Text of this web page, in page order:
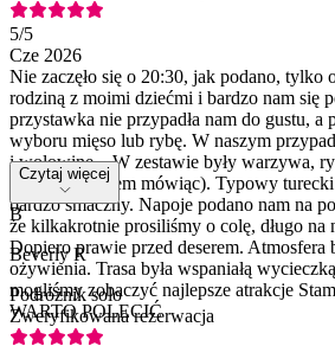
5/5
Cze 2026
Nie zaczęło się o 20:30, jak podano, tylko
rodziną z moimi dziećmi i bardzo nam się
przystawka nie przypadła nam do gustu, a
wyboru mięso lub rybę. W naszym
i wołowinę... W zestawie były warzywa,
dobre, nawiasem mówiąc). Typowy
bardzo smaczny. Napoje podano nam na
że kilkakrotnie prosiliśmy o colę, długo
Dopiero prawie przed deserem. Atmosfera
ożywienia. Trasa była wspaniałą
mogliśmy zobaczyć najlepsze atrakcje
WARTO POLECIĆ
Czytaj więcej
B
Beverly R
Podróżnik solo
Zweryfikowana rezerwacja